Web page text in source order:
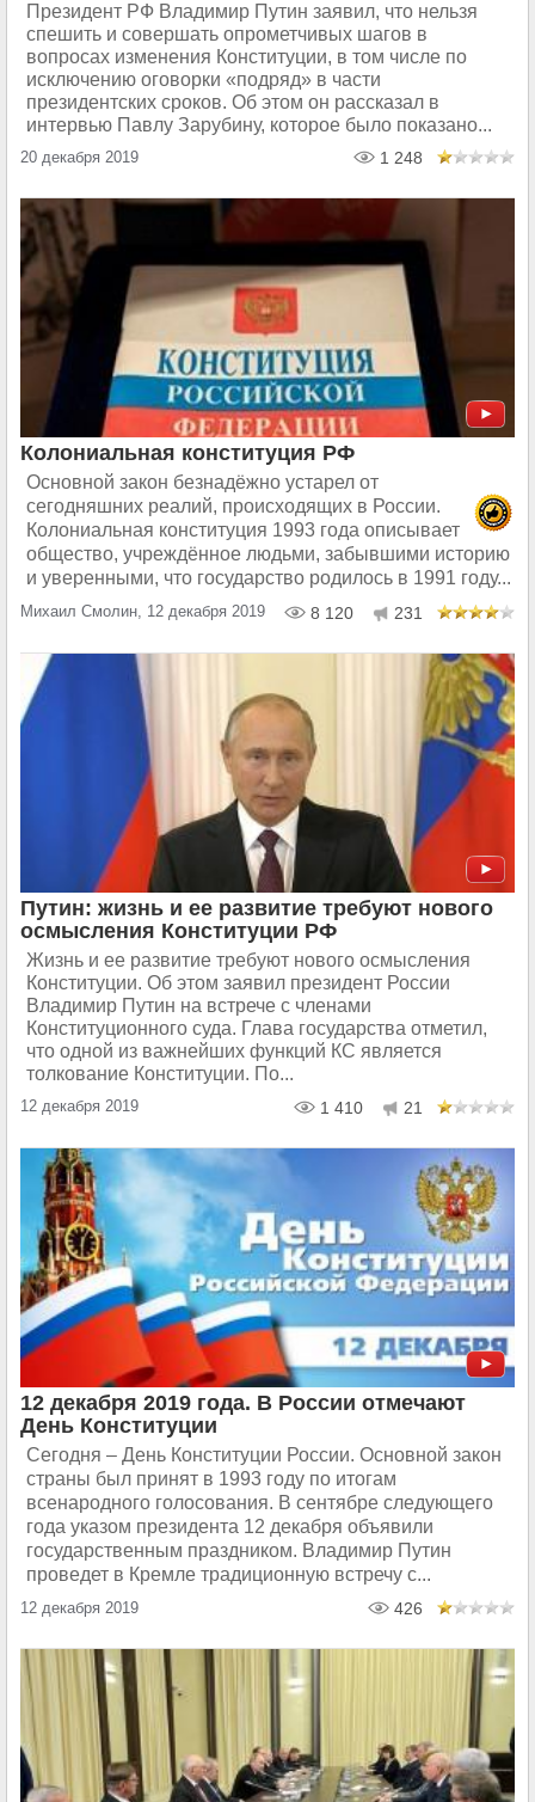
Президент РФ Владимир Путин заявил, что нельзя
спешить и совершать опрометчивых шагов в
вопросах изменения Конституции, в том числе по
исключению оговорки «подряд» в части
президентских сроков. Об этом он рассказал в
интервью Павлу Зарубину, которое было показано...
20 декабря 2019 1 248
Колониальная конституция РФ
Основной закон безнадёжно устарел от
сегодняшних реалий, происходящих в России.
Колониальная конституция 1993 года описывает
общество, учреждённое людьми, забывшими историю
и уверенными, что государство родилось в 1991 году...
Михаил Смолин, 12 декабря 2019 8 120 231
Путин: жизнь и ее развитие требуют нового
осмысления Конституции РФ
Жизнь и ее развитие требуют нового осмысления
Конституции. Об этом заявил президент России
Владимир Путин на встрече с членами
Конституционного суда. Глава государства отметил,
что одной из важнейших функций КС является
толкование Конституции​​​. По...
12 декабря 2019 1 410 21
12 декабря 2019 года. В России отмечают
День Конституции
Сегодня – День Конституции России. Основной закон
страны был принят в 1993 году по итогам
всенародного голосования. В сентябре следующего
года указом президента 12 декабря объявили
государственным праздником. Владимир Путин
проведет в Кремле традиционную встречу с...
12 декабря 2019 426